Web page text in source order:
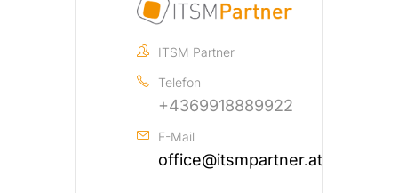
ITSM Partner
Telefon
+4369918889922
E-Mail
office@itsmpartner.at